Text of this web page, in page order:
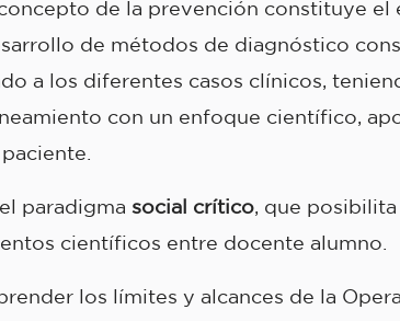
de la prevención constituye
de métodos de diagnóstico
a los diferentes casos clínicos,
con un enfoque científico,
paradigma social crítico, que
científicos entre docente alumno.
los límites y alcances de la